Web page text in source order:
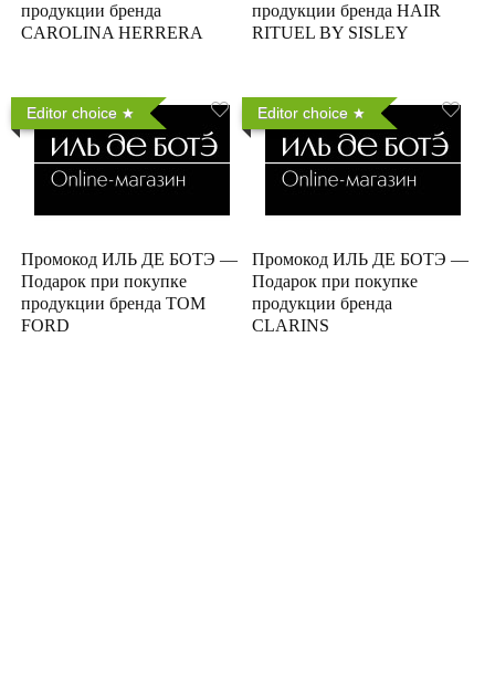
продукции бренда
CAROLINA HERRERA
продукции бренда HAIR
RITUEL BY SISLEY
Editor choice
Промокод ИЛЬ ДЕ БОТЭ —
Подарок при покупке
продукции бренда TOM
FORD
Editor choice
Промокод ИЛЬ ДЕ БОТЭ —
Подарок при покупке
продукции бренда
CLARINS